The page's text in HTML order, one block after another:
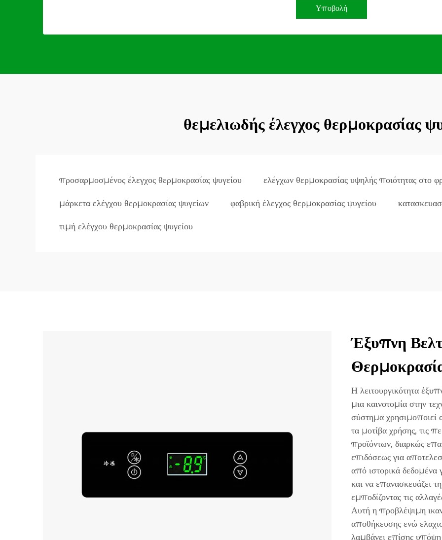
Υποβολή
θεμελιωδής έλεγχος θερμοκρασίας
προσαρμοσμένος έλεγχος θερμοκρασίας ψυγείου ελέγχων θερμοκρασίας υψηλής ποιότητας στο
μάρκετα ελέγχου θερμοκρασίας ψυγείων φαβρική έλεγχος θερμοκρασίας ψυγείου
τιμή ελέγχου θερμοκρασίας ψυγείου
Έξυπνη
Η λειτουργικότητα
μια καινοτομία στην
σύστημα χρησιμοποιεί
τα μοτίβα χρήσης, τις
προϊόντων, διαρκώς
επιδόσεως για
από ιστορικά δεδομένα
και να επανασκευάζει
εμποδίζοντας τις
Αυτή η προβλέψιμη
αποθήκευσης ενώ
λαμβάνει επίσης υπόψη